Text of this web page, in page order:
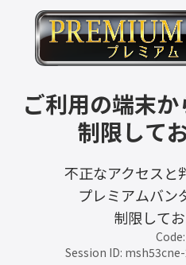
ご利用の端末
制限して
不正なアクセスと
プレミアムバン
制限してお
Session ID: